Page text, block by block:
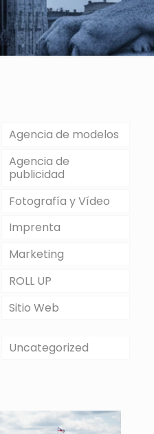
Agencia de modelos
Agencia de
publicidad
Fotografía y Vídeo
Imprenta
Marketing
ROLL UP
Sitio Web
Uncategorized